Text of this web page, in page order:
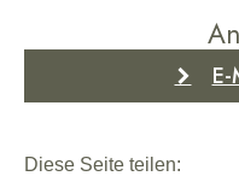
Diese Seite teilen: